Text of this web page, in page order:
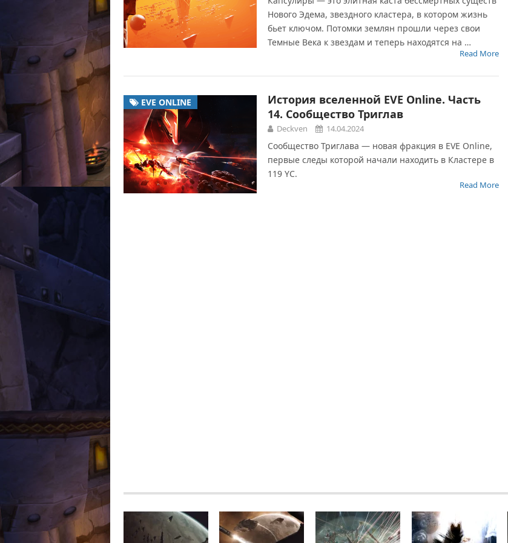
Нового Эдема, звездного кластера, в котором жизнь
бьет ключом. Потомки землян прошли через свои
Темные Века к звездам и теперь находятся на …
Read More
EVE ONLINE
История вселенной EVE Online. Часть
14. Сообщество Триглав
Deckven 14.04.2024
Сообщество Триглава — новая фракция в EVE Online,
первые следы которой начали находить в Кластере в
119 YC.
Read More